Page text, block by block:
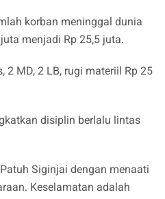
korban meninggal dunia
menjadi Rp 25,5 juta.
2 MD, 2 LB, rugi materiil Rp 25
disiplin berlalu lintas
Siginjai dengan menaati
Keselamatan adalah